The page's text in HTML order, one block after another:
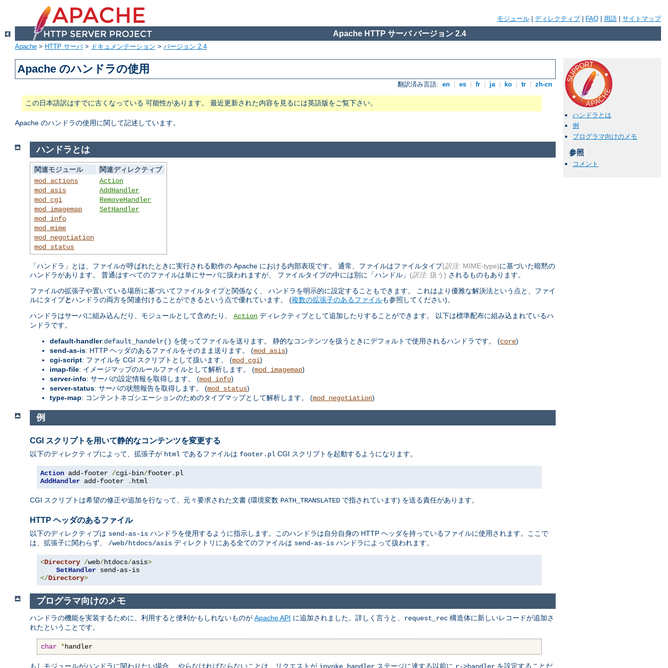
モジュール ディレクティブ FAQ 用語 サイトマップ
Apache HTTP サーバ バージョン 2.4
Apache > HTTP サーバ> ドキュメンテーション > バージョン 2.4
Apache のハンドラの使用
翻訳済み言語: en es fr ja ko tr zh-cn
この日本語訳はすでに古くなっている 可能性があります。 最近更新された内容を見るには英語版をご覧下さい。
Apache のハンドラの使用に関して記述しています。
ハンドラとは
例
プログラマ向けのメモ
参照
コメント
ハンドラとは
関連モジュール
関連ディレクティブ
mod_actions
mod_asis
mod_cgi
mod_imagemap
mod_info
mod_mime
mod_negotiation
mod_status
Action
AddHandler
RemoveHandler
SetHandler
「ハンドラ」とは、ファイルが呼ばれたときに実行される動作の Apache における内部表現です。 通常、ファイルはファイルタイプ(訳注: MIME-type)に基づいた暗黙の
ハンドラがあります。 普通はすべてのファイルは単にサーバに扱われますが、 ファイルタイプの中には別に「ハンドル」 (訳注: 扱う) されるものもあります。
ファイルの拡張子や置いている場所に基づいてファイルタイプと関係なく、 ハンドラを明示的に設定することもできます。 これはより優雅な解決法という点と、ファイ
ルにタイプとハンドラの両方を関連付けることができるという点で優れています。 (複数の拡張子のあるファイルも参照してください)。
ハンドラはサーバに組み込んだり、モジュールとして含めたり、 Action ディレクティブとして追加したりすることができます。 以下は標準配布に組み込まれているハ
ンドラです。
default-handler:default_handelr() を使ってファイルを送ります。 静的なコンテンツを扱うときにデフォルトで使用されるハンドラです。 (core)
send-as-is: HTTP ヘッダのあるファイルをそのまま送ります。 (mod_asis)
cgi-script: ファイルを CGI スクリプトとして扱います。 (mod_cgi)
imap-file: イメージマップのルールファイルとして解析します。 (mod_imagemap)
server-info: サーバの設定情報を取得します。 (mod_info)
server-status: サーバの状態報告を取得します。 (mod_status)
type-map: コンテントネゴシエーションのためのタイプマップとして解析します。 (mod_negotiation)
例
CGI スクリプトを用いて静的なコンテンツを変更する
以下のディレクティブによって、拡張子が html であるファイルは footer.pl CGI スクリプトを起動するようになります。
Action add-footer /cgi-bin/footer.
AddHandler add-footer . html
CGI スクリプトは希望の修正や追加を行なって、元々要求された文書 (環境変数 PATH_TRANSLATED で指されています) を送る責任があります。
HTTP ヘッダのあるファイル
以下のディレクティブは send-as-is ハンドラを使用するように指示します。このハンドラは自分自身の HTTP ヘッダを持っているファイルに使用されます。ここで
は、拡張子に関わらず、 /web/htdocs/asis ディレクトリにある全てのファイルは send-as-is ハンドラによって扱われます。
<Directory /web/htdocs/asis>
SetHandler
</Directory>
プログラマ向けのメモ
ハンドラの機能を実装するために、利用すると便利かもしれないものが Apache API に追加されました。詳しく言うと、 request_rec 構造体に新しいレコードが追加さ
れたということです。
char *handler
もしモジュールがハンドラに関わりたい場合、 やらなければならないことは、リクエストが ステージに達する以前に を設定することだ